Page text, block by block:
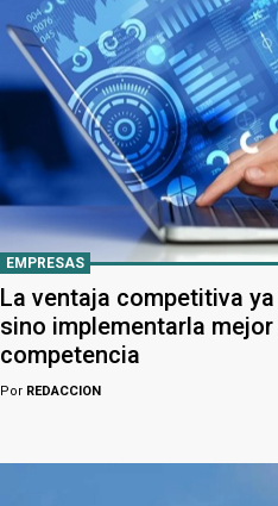
EMPRESAS
La ventaja competitiva
sino implementarla mejor
competencia
Por REDACCION